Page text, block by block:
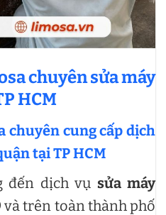
chuyên sửa máy
HCM
chuyên cung cấp dịch
tại TP HCM
đến dịch vụ sửa máy
và trên toàn thành phố